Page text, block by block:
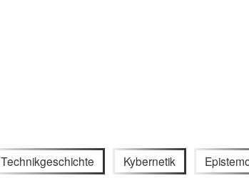
Technikgeschichte Kybernetik